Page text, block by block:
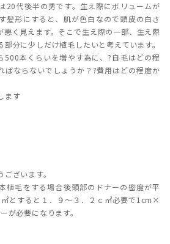
20代後半の男です。生え際にボリュームが
髪形にすると、肌が色白なので頭皮の白さ
悪く見えます。そこで生え際の一部、生え際
部分に少しだけ植毛したいと考えています。
500本くらいを増やす為に、?自毛はどの程
ばならないでしょうか？?費用はどの程度か
ます
ざいます。
植毛をする場合後頭部のドナーの密度が平
とすると１．９～３．２ｃ㎡必要で1cm×
が必要になります。